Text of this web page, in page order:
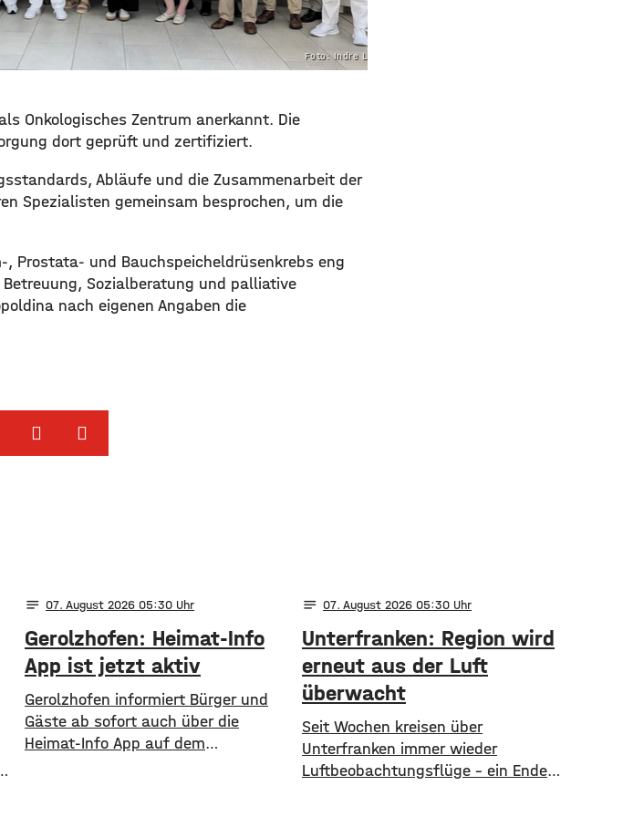
Foto: Indre Leikert
Onkologisches Zentrum anerkannt. Die
dort geprüft und zertifiziert.
Abläufe und die Zusammenarbeit der
Spezialisten gemeinsam besprochen, um die
Prostata- und Bauchspeicheldrüsenkrebs eng
Sozialberatung und palliative
nach eigenen Angaben die
notes 07. August 2026 05:30
Gerolzhofen: Heimat-Info
App ist jetzt aktiv
Gerolzhofen informiert Bürger und
Gäste ab sofort auch über die
Heimat-Info App auf dem
notes 07. August 2026 05:30
Unterfranken: Region wird
erneut aus der Luft
überwacht
​​Seit Wochen kreisen über
Unterfranken immer wieder
Luftbeobachtungsflüge – ein Ende